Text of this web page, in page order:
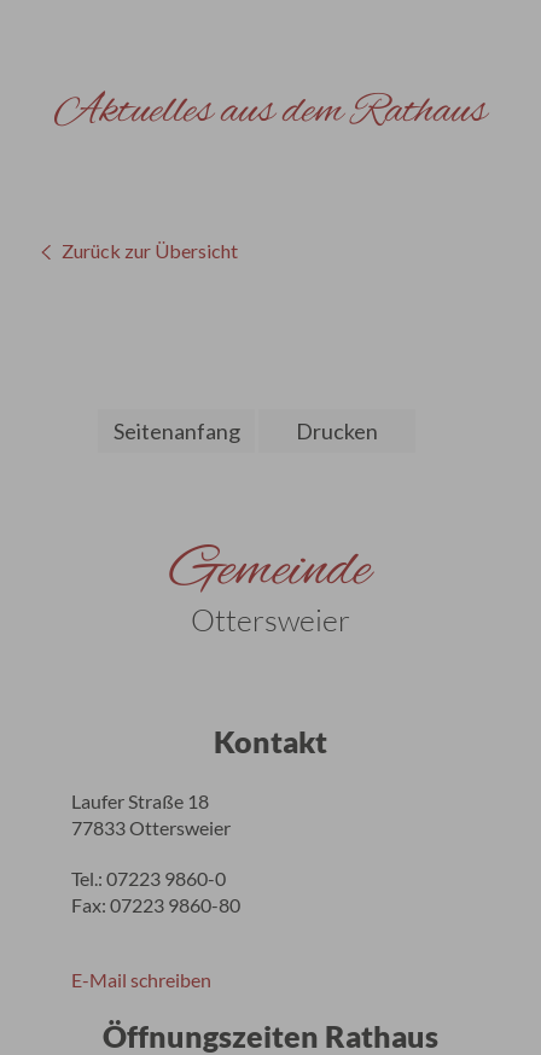
Aktuelles aus dem Rathaus
Zurück zur Übersicht
Seitenanfang Drucken
Gemeinde
Ottersweier
Kontakt
Laufer Straße 18
77833 Ottersweier
Tel.: 07223 9860-0
Fax: 07223 9860-80
E-Mail schreiben
Öffnungszeiten Rathaus